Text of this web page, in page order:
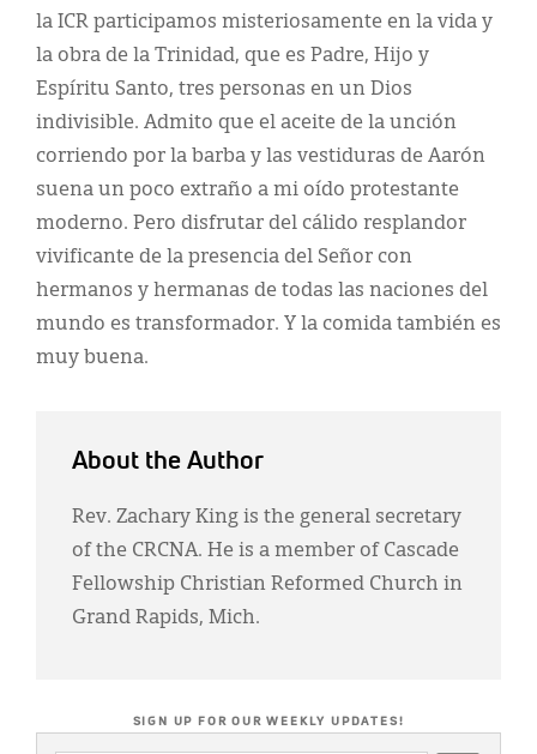
la ICR participamos misteriosamente en la vida y
la obra de la Trinidad, que es Padre, Hijo y
Espíritu Santo, tres personas en un Dios
indivisible. Admito que el aceite de la unción
corriendo por la barba y las vestiduras de Aarón
suena un poco extraño a mi oído protestante
moderno. Pero disfrutar del cálido resplandor
vivificante de la presencia del Señor con
hermanos y hermanas de todas las naciones del
mundo es transformador. Y la comida también es
muy buena.
About the Author
Rev. Zachary King is the general secretary
of the CRCNA. He is a member of Cascade
Fellowship Christian Reformed Church in
Grand Rapids, Mich.
SIGN UP FOR OUR WEEKLY UPDATES!